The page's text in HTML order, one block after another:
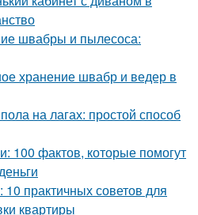
швабры и пылесоса:
хранение швабр и ведер в
на лагах: простой способ
100 фактов, которые помогут
практичных советов для
квартиры